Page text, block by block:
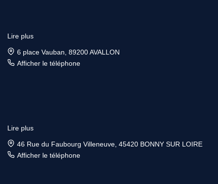
Lire plus
6 place Vauban, 89200 AVALLON
Afficher le téléphone
Lire plus
46 Rue du Faubourg Villeneuve, 45420 BONNY SUR LOIRE
Afficher le téléphone